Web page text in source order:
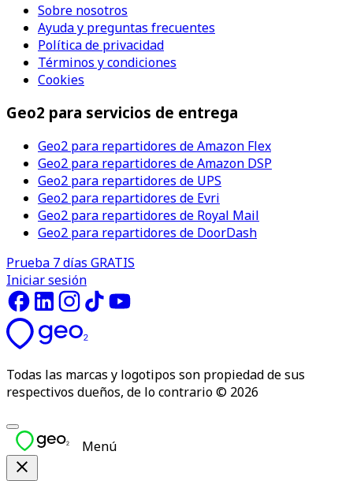
Sobre nosotros
Ayuda y preguntas frecuentes
Política de privacidad
Términos y condiciones
Cookies
Geo2 para servicios de entrega
Geo2 para repartidores de Amazon Flex
Geo2 para repartidores de Amazon DSP
Geo2 para repartidores de UPS
Geo2 para repartidores de Evri
Geo2 para repartidores de Royal Mail
Geo2 para repartidores de DoorDash
Prueba 7 días GRATIS
Iniciar sesión
Todas las marcas y logotipos son propiedad de sus
respectivos dueños, de lo contrario © 2026
Menú